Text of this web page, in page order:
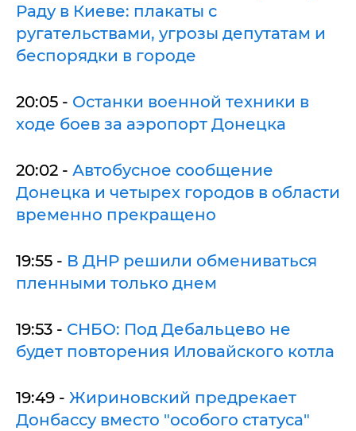
Раду в Киеве: плакаты с
ругательствами, угрозы депутатам и
беспорядки в городе
20:05 - Останки военной техники в
ходе боев за аэропорт Донецка
20:02 - Автобусное сообщение
Донецка и четырех городов в области
временно прекращено
19:55 - В ДНР решили обмениваться
пленными только днем
19:53 - СНБО: Под Дебальцево не
будет повторения Иловайского котла
19:49 - Жириновский предрекает
Донбассу вместо "особого статуса"